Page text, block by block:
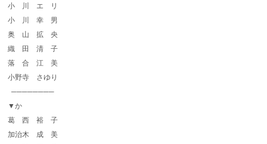
小 川 エ リ
小 川 幸 男
奥 山 拡 央
織 田 清 子
落 合 江 美
小野寺 さゆり
────────
▼か
葛 西 裕 子
加治木 成 美